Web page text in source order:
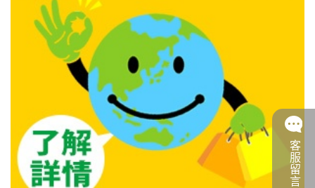
客服留言